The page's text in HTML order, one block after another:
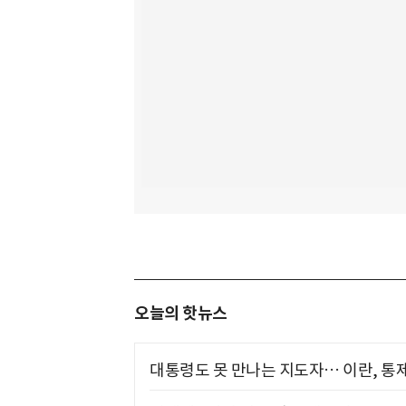
오늘의 핫뉴스
대통령도 못 만나는 지도자… 이란, 통